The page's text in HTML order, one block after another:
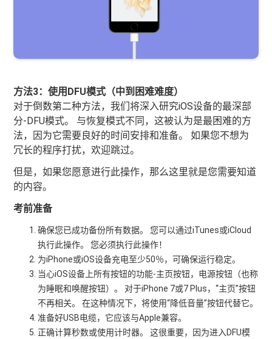
方法3：使用DFU模式（中到困难难度）
对于倒数第二种方法，我们将深入研究iOS设备的最深部
分-DFU模式。 与恢复模式不同，这被认为是最困难的方
法，因为它需要良好的时间安排和准备。 如果您不想为
冗长的程序打扰，欢迎跳过。
但是，如果您愿意进行此操作，那么这里就是您需要知道
的内容。
考前准备
确保您已成功备份所有数据。 您可以通过iTunes或iCloud
执行此操作。 您必须执行此操作！
为iPhone或iOS设备充电至少50％，可确保运行稳定。
当心iOS设备上所有按钮的功能-主页按钮，电源按钮（也称
为睡眠和唤醒按钮）。 对于iPhone 7或7 Plus，“主页”按钮
不再相关。 在这种情况下，将使用“降低音量”按钮代替它。
准备好USB电缆，它应该与Apple兼容。
正确计算秒数或使用计时器。 这很重要，因为进入DFU模